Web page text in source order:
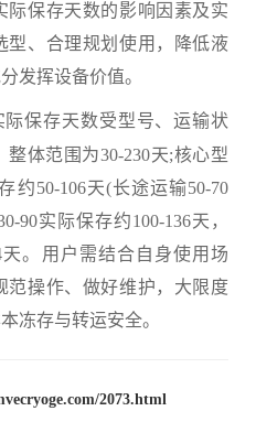
际保存天数的影响因素及实
型、合理规划使用，降低液
发挥设备价值。
际保存天数受型号、运输状
体范围为30-230天;核心型
约50-106天(长途运输50-70
90实际保存约100-136天，
天。用户需结合自身使用场
范操作、做好维护，大限度
冻存与转运安全。
2073.html